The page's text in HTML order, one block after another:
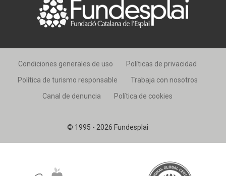
© 1995 - 2026 Fundesplai
Condiciones generales de uso
Políticas de privacidad
Política de turismo responsable
Trabaja con nosotros
Canal de denuncia
Política de cookies